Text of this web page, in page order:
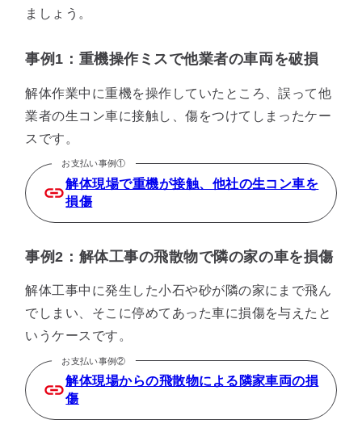
ましょう。
事例1：重機操作ミスで他業者の車両を破損
解体作業中に重機を操作していたところ、誤って他
業者の生コン車に接触し、傷をつけてしまったケー
スです。
お支払い事例①
解体現場で重機が接触、他社の生コン車を
損傷
事例2：解体工事の飛散物で隣の家の車を損傷
解体工事中に発生した小石や砂が隣の家にまで飛ん
でしまい、そこに停めてあった車に損傷を与えたと
いうケースです。
お支払い事例②
解体現場からの飛散物による隣家車両の損
傷